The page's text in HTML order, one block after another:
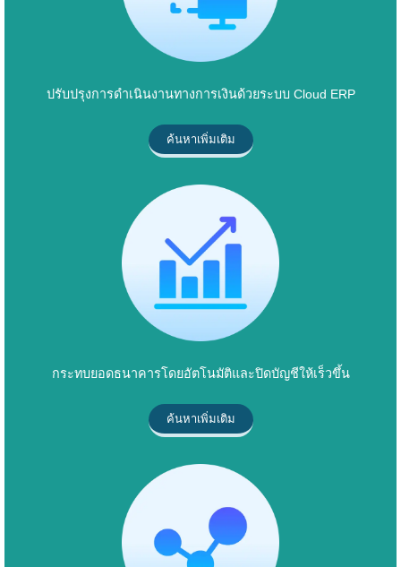
ปรับปรุงการดำเนินงานทางการเงินด้วยระบบ Cloud ERP
ค้นหาเพิ่มเติม
กระทบยอดธนาคารโดยอัตโนมัติและปิดบัญชีให้เร็วขึ้น
ค้นหาเพิ่มเติม